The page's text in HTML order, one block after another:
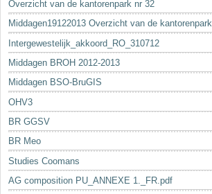
Overzicht van de kantorenpark nr 32
Middagen19122013 Overzicht van de
Intergewestelijk_akkoord_RO_310712
Middagen BROH 2012-2013
Middagen BSO-BruGIS
OHV3
BR GGSV
BR Meo
Studies Coomans
AG composition PU_ANNEXE 1._FR.pdf